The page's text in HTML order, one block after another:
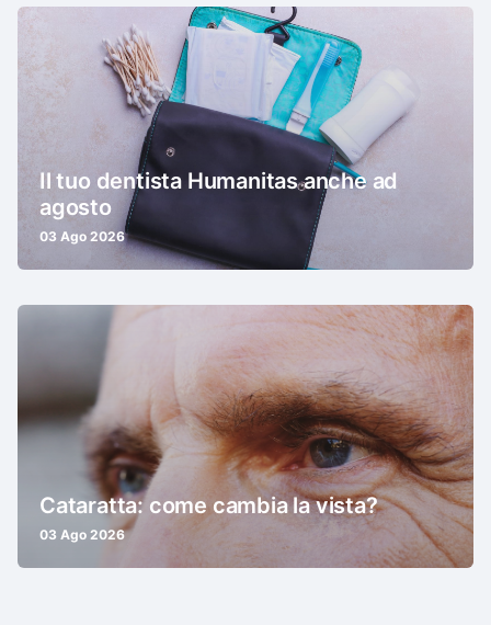
Il tuo dentista Humanitas anche ad
agosto
03 Ago 2026
Cataratta: come cambia la vista?
03 Ago 2026